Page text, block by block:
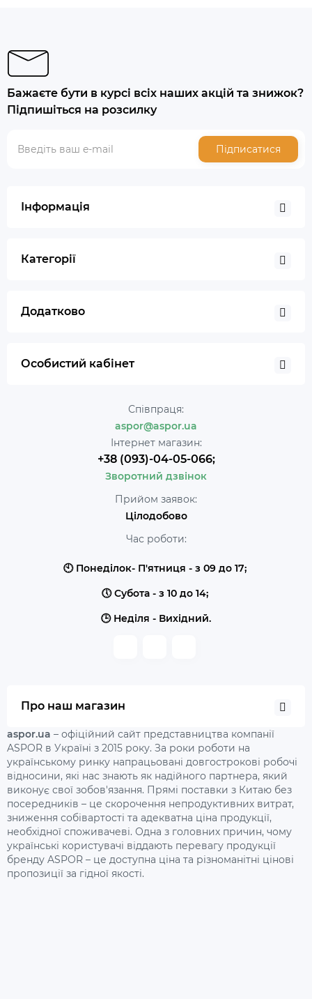
Бажаєте бути в курсі всіх наших акцій та знижок?
Підпишіться на розсилку
Підписатися
Інформація
Категорії
Додатково
Особистий кабінет
Співпраця:
aspor@aspor.ua
Інтернет магазин:
+38 (093)-04-05-066;
Зворотний дзвінок
Прийом заявок:
Цілодобово
Час роботи:
🕙 Понеділок- П'ятниця - з 09 до 17;
🕔 Субота - з 10 до 14;
🕒 Неділя - Вихідний.
Про наш магазин
aspor.ua – офіційний сайт представництва компанії
ASPOR в Україні з 2015 року. За роки роботи на
українському ринку напрацьовані довгострокові робочі
відносини, які нас знають як надійного партнера, який
виконує свої зобов'язання. Прямі поставки з Китаю без
посередників – це скорочення непродуктивних витрат,
зниження собівартості та адекватна ціна продукції,
необхідної споживачеві. Одна з головних причин, чому
українські користувачі віддають перевагу продукції
бренду ASPOR – це доступна ціна та різноманітні цінові
пропозиції за гідної якості.